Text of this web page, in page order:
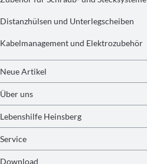
Distanzhülsen und Unterlegscheiben
Kabelmanagement und Elektrozubehör
Neue Artikel
Über uns
Lebenshilfe Heinsberg
Service
Download